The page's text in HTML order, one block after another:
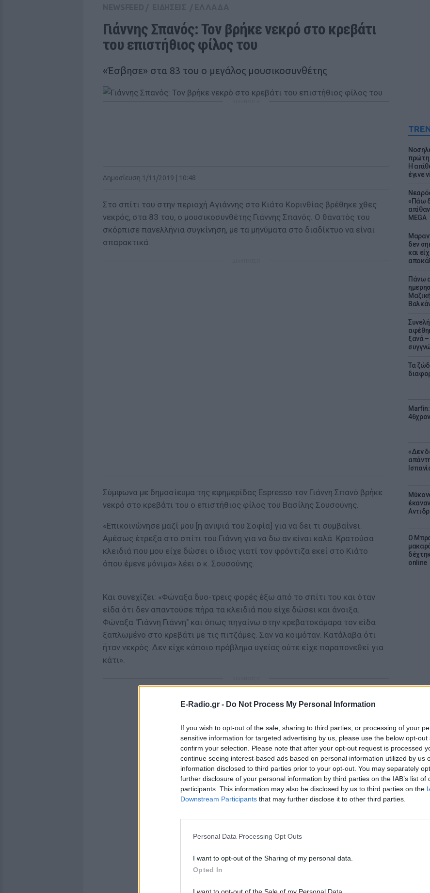
E-Radio.gr - Do Not Process My Personal Information
If you wish to opt-out of the sale, sharing to third parties, or processing of your
sensitive information for targeted advertising by us, please use the below opt-out
confirm your selection. Please note that after your opt-out request is processed
continue seeing interest-based ads based on personal information utilized by us
information disclosed to third parties prior to your opt-out. You may separately
further disclosure of your personal information by third parties on the IAB’s list of
participants. This information may also be disclosed by us to third parties on the
Downstream Participants that may further disclose it to other third parties.
Personal Data Processing Opt Outs
I want to opt-out of the Sharing of my personal data.
Opted In
I want to opt-out of the Sale of my Personal Data.
πρώτη
Η
έγινε
«Πάω
MEGA
δεν
και
Πάνω
ξανά
Τα
«Δεν
Ο
online
22
για
Γιάννης Σπανός: Τον βρήκε νεκρό στο κρεβάτι
του επιστήθιος φίλος του
«Έσβησε» στα 83 του ο μεγάλος μουσικοσυνθέτης
Δημοσίευση 1/11/2019 | 10:48
Στο σπίτι του στην περιοχή Αγιάννης στο Κιάτο Κορινθίας βρέθηκε χθες
νεκρός, στα 83 του, ο μουσικοσυνθέτης Γιάννης Σπανός. Ο θάνατός του
σκόρπισε πανελλήνια συγκίνηση, με τα μηνύματα στο διαδίκτυο να είναι
σπαρακτικά.
Σύμφωνα με δημοσίευμα της εφημερίδας Εspresso τον Γιάννη Σπανό βρήκε
νεκρό στο κρεβάτι του ο επιστήθιος φίλος του Βασίλης Σουσούνης.
«Επικοινώνησε μαζί μου [η ανιψιά του Σοφία] για να δει τι συμβαίνει.
Αμέσως έτρεξα στο σπίτι του Γιάννη για να δω αν είναι καλά. Κρατούσα
κλειδιά που μου είχε δώσει ο ίδιος γιατί τον φρόντιζα εκεί στο Κιάτο
όπου έμενε μόνιμα» λέει ο κ. Σουσούνης.
Και συνεχίζει: «Φώναξα δυο-τρεις φορές έξω από το σπίτι του και όταν
είδα ότι δεν απαντούσε πήρα τα κλειδιά που είχε δώσει και άνοιξα.
Φώναξα "Γιάννη Γιάννη" και όπως πηγαίνω στην κρεβατοκάμαρα τον είδα
ξαπλωμένο στο κρεβάτι με τις πιτζάμες. Σαν να κοιμόταν. Κατάλαβα ότι
ήταν νεκρός. Δεν είχε κάποιο πρόβλημα υγείας ούτε είχε παραπονεθεί για
κάτι».